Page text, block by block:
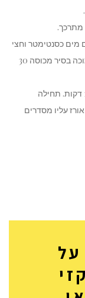
מים כסנטימטר וחצי
מעל האורז. מביאים לרתיחה ומבשלים על להבה נמוכה בסיר מכוסה 30
+ מכבים את הלהבה ונותנים לסיר לעמוד סגור כ-15 דקות. תחילה
עליו מסדרים